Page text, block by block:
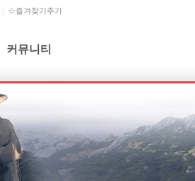
☆즐겨찾기추가
커뮤니티
건의사항
월별행사